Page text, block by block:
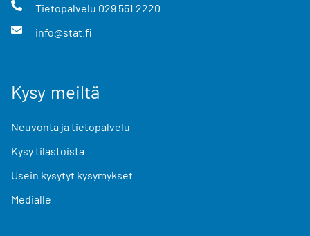
Tietopalvelu 029 551 2220
info@stat.fi
Kysy meiltä
Neuvonta ja tietopalvelu
Kysy tilastoista
Usein kysytyt kysymykset
Medialle